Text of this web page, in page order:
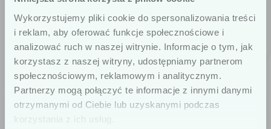
Wykorzystujemy pliki cookie do spersonalizowania treści
i reklam, aby oferować funkcje społecznościowe i
analizować ruch w naszej witrynie. Informacje o tym, jak
korzystasz z naszej witryny, udostępniamy partnerom
społecznościowym, reklamowym i analitycznym.
Partnerzy mogą połączyć te informacje z innymi danymi
otrzymanymi od Ciebie lub uzyskanymi podczas
korzystania z ich usług.
System do pielęgnacji
jamy ustnej Sage q8°
Zestaw całodobowy, na
trzy procedury do
System do pielęgnacji
jamy ustnej Sage q4°
Zestaw całodobowy, na
Szanowni użytkownicy
Informujemy, że prezentowane artykuły